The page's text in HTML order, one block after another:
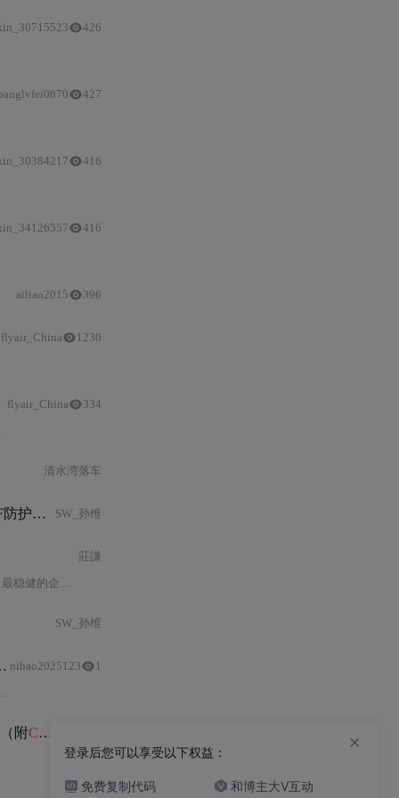
426
427
416
416
ailiao2015 396
flyair_China 1230
影子公司/期权腐败/旋转门"等）。||​ | 供应链贸易/大宗商贸 | 钢铁/有色/煤炭/化工/粮油/建材等大宗供应链 | 央企
flyair_China 334
清水湾落车
件与 CSP策略
SW_孙维
架层面看，“
莊謙
SW_孙维
一个采用SpringCloudSecurity框架 .zip
nihao2025123 1
附CSP策略
登录后您可以享受以下权益：
免费复制代码 和博主大V互动
×